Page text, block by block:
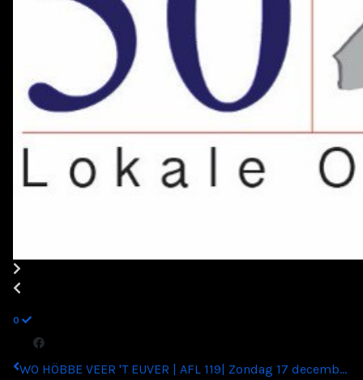
0
WO HÖBBE VEER 'T EUVER | AFL 119| Zondag 17 decemb...